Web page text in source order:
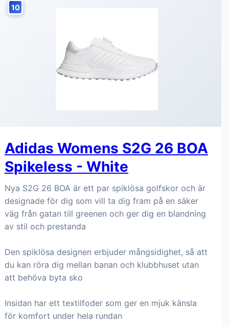
10
Adidas Womens S2G 26 BOA
Spikeless - White
Nya S2G 26 BOA är ett par spiklösa golfskor och är
designade för dig som vill ta dig fram på en säker
väg från gatan till greenen och ger dig en blandning
av stil och prestanda
Den spiklösa designen erbjuder mångsidighet, så att
du kan röra dig mellan banan och klubbhuset utan
att behöva byta sko
Insidan har ett textilfoder som ger en mjuk känsla
för komfort under hela rundan